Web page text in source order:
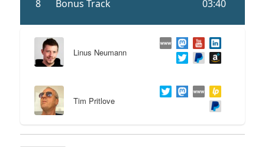
Linus Neumann
Tim Pritlove